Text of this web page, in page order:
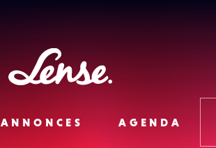
Lense
ANNONCES AGENDA